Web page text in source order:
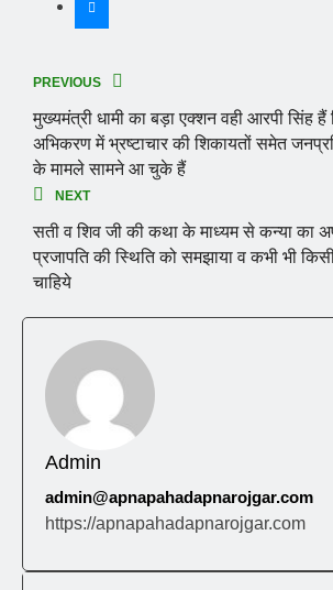
PREVIOUS
मुख्यमंत्री धामी का बड़ा एक्शन वही आरपी सिंह
अभिकरण में भ्रष्टाचार की शिकायतों समेत
के मामले सामने आ चुके हैं
NEXT
सती व शिव जी की कथा के माध्यम से कन्या का
प्रजापति की स्थिति को समझाया व कभी भी
चाहिये
Admin
admin@apnapahadapnarojgar.com
https://apnapahadapnarojgar.com